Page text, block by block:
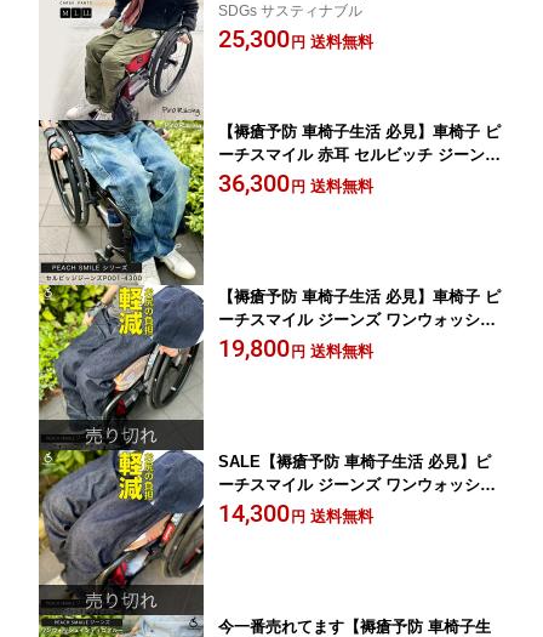
ヘリクルーパンツ 特許取得 送料無料 ビ
ームス デザイン 岡山 児島 褥瘡 床ずれ
SDGs サスティナブル
25,300 円 送料無料
【褥瘡予防 車椅子生活 必見】車椅子 ピ
ーチスマイル 赤耳 セルビッチ ジーンズ
送料無料 岡山 児島 シーティング 褥瘡
床ずれ 予防 縫い目なし 日常生活 おす
36,300 円 送料無料
【褥瘡予防 車椅子生活 必見】車椅子 ピ
ーチスマイル ジーンズ ワンウォッシュ
インディゴブルー 送料無料 岡山 児島
褥瘡 床ずれ 縫い目なし シーティング
19,800 円 送料無料
SALE【褥瘡予防 車椅子生活 必見】ピ
ーチスマイル ジーンズ ワンウォッシュ
インディゴブルー 月桂樹ボタン 送料無
料 岡山 児島 褥瘡 床ずれ 縫い目なし シ
14,300 円 送料無料
今一番売れてます【褥瘡予防 車椅子生